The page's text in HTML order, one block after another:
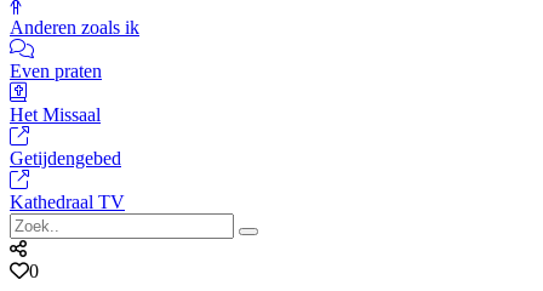
Anderen zoals ik
Even praten
Het Missaal
Getijdengebed
Kathedraal TV
0